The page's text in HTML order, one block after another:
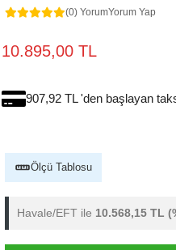
(0) YorumYorum Yap
10.895,00 TL
907,92 TL 'den başlayan
Ölçü Tablosu
Havale/EFT ile 10.568,15 TL